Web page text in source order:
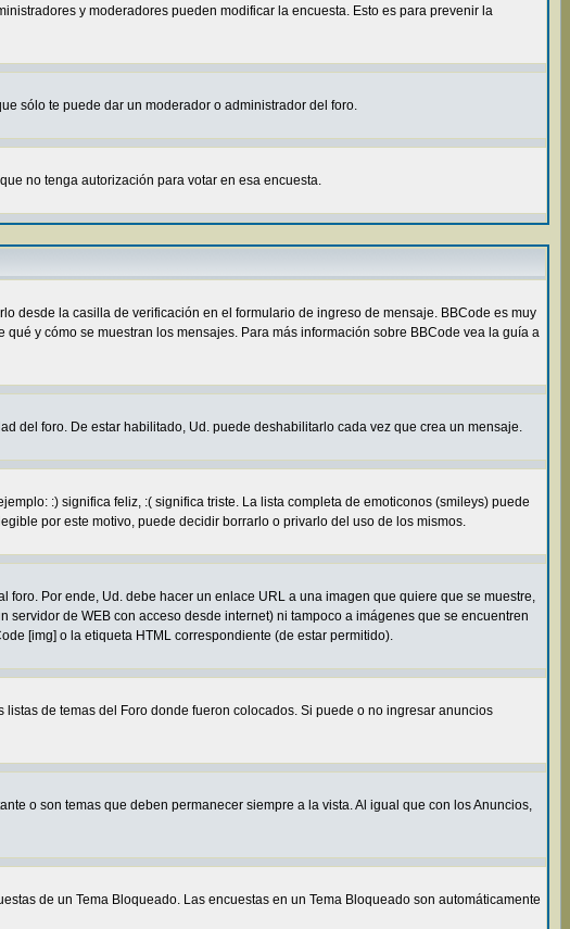
y moderadores pueden modificar la encuesta. Esto es para prevenir la
sólo te puede dar un moderador o administrador del foro.
no tenga autorización para votar en esa encuesta.
desde la casilla de verificación en el formulario de ingreso de mensaje. BBCode es muy
y cómo se muestran los mensajes. Para más información sobre BBCode vea la guía a
del foro. De estar habilitado, Ud. puede deshabilitarlo cada vez que crea un mensaje.
:) significa feliz, :( significa triste. La lista completa de emoticonos (smileys) puede
por este motivo, puede decidir borrarlo o privarlo del uso de los mismos.
Por ende, Ud. debe hacer un enlace URL a una imagen que quiere que se muestre,
de WEB con acceso desde internet) ni tampoco a imágenes que se encuentren
[img] o la etiqueta HTML correspondiente (de estar permitido).
de temas del Foro donde fueron colocados. Si puede o no ingresar anuncios
o son temas que deben permanecer siempre a la vista. Al igual que con los Anuncios,
de un Tema Bloqueado. Las encuestas en un Tema Bloqueado son automáticamente